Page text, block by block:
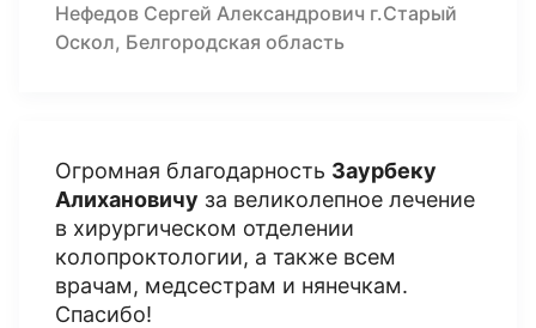
Нефедов Сергей Александрович г.Старый
Оскол, Белгородская область
Огромная благодарность Заурбеку
Алихановичу за великолепное лечение
в хирургическом отделении
колопроктологии, а также всем
врачам, медсестрам и нянечкам.
Спасибо!